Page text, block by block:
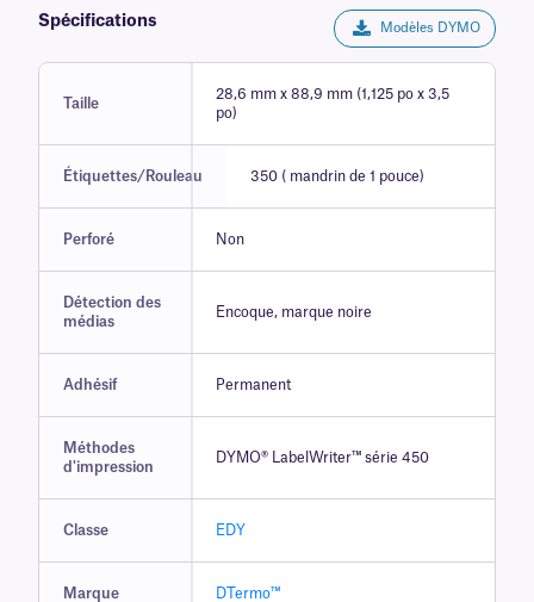
Spécifications Modèles DYMO
Taille
28,6 mm x 88,9 mm (1,125 po x 3,5
po)
Étiquettes/Rouleau 350 ( mandrin de 1 pouce)
Perforé Non
Détection des
médias
Encoque, marque noire
Adhésif Permanent
Méthodes
d'impression
DYMO® LabelWriter™ série 450
Classe EDY
Marque DTermo™